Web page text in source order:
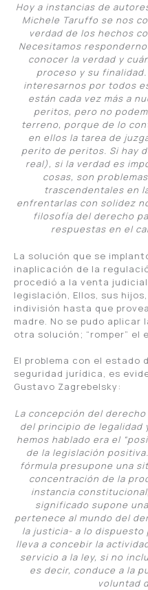
Hoy a instancias de
Michele Taruffo se nos
verdad de los hechos
Necesitamos
conocer la verdad y
proceso y su
interesarnos por todos
están cada vez más a
peritos, pero no
terreno, porque de lo
en ellos la tarea de
perito de peritos. Si hay
real), si la verdad es
cosas, son
trascendentales en
enfrentarlas con solidez
filosofía del derecho
respuestas en el
La solución que se
inaplicación de la
procedió a la venta
legislación, Ellos, sus
indivisión hasta que
madre. No se pudo
otra solución; “romper” el
El problema con el estado
seguridad jurídica, es
Gustavo Zagrebelsky:
La concepción del
del principio de legalidad
hemos hablado era el
de la legislación
fórmula presupone una
concentración de la
instancia
significado supone
pertenece al mundo del
la justicia- a lo dispuesto
lleva a concebir la
servicio a la ley, si no
es decir, conduce a la
voluntad